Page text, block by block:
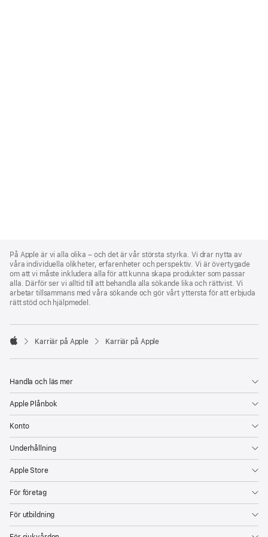
Footer
På Apple är vi alla olika – och det är vår största styrka. Vi drar nytta av
våra individuella olikheter, erfarenheter och perspektiv. Vi är övertygade
om att vi måste inkludera alla för att kunna skapa produkter som passar
alla. Därför ser vi alltid till att behandla alla sökande lika och rättvist. Vi
arbetar tillsammans med våra sökande och gör vårt yttersta för att erbjuda
rätt stöd och hjälpmedel.

Karriär på Apple Karriär på Apple
Handla och läs mer
Apple Plånbok
Konto
Underhållning
Apple Store
För företag
För utbildning